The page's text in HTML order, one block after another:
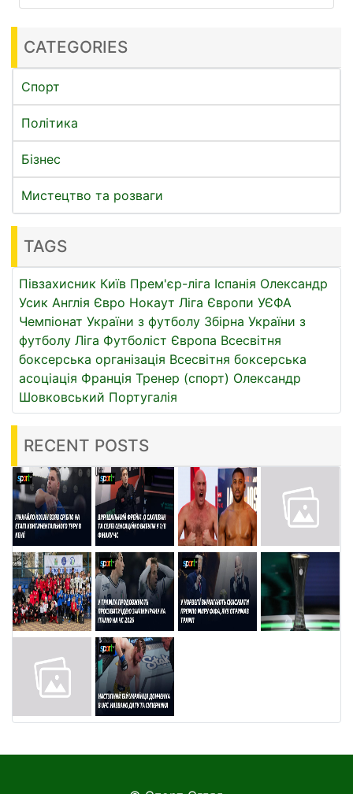
CATEGORIES
Спорт
Політика
Бізнес
Мистецтво та розваги
TAGS
Півзахисник Київ Прем'єр-ліга Іспанія Олександр
Усик Англія Євро Нокаут Ліга Європи УЄФА
Чемпіонат України з футболу Збірна України з
футболу Ліга Футболіст Європа Всесвітня
боксерська організація Всесвітня боксерська
асоціація Франція Тренер (спорт) Олександр
Шовковський Португалія
RECENT POSTS